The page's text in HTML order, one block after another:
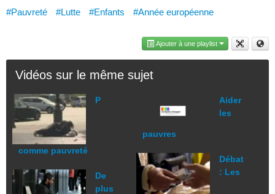
#Pauvreté #Lutte #Enfants #Année européenne
Ajouter à une playlist
Vidéos sur le même sujet
P
comme pauvreté
De
plus
Aider
les
pauvres
Débat
: Les